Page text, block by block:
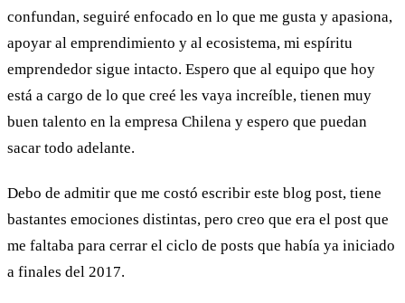
confundan, seguiré enfocado en lo que me gusta y apasiona,
apoyar al emprendimiento y al ecosistema, mi espíritu
emprendedor sigue intacto. Espero que al equipo que hoy
está a cargo de lo que creé les vaya increíble, tienen muy
buen talento en la empresa Chilena y espero que puedan
sacar todo adelante.
Debo de admitir que me costó escribir este blog post, tiene
bastantes emociones distintas, pero creo que era el post que
me faltaba para cerrar el ciclo de posts que había ya iniciado
a finales del 2017.